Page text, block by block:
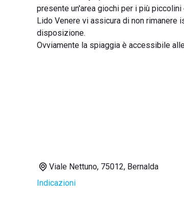
presente un'area giochi per i più
Lido Venere vi assicura di non
disposizione.
Ovviamente la spiaggia è accessibile
Viale Nettuno, 75012, Bernalda
Indicazioni